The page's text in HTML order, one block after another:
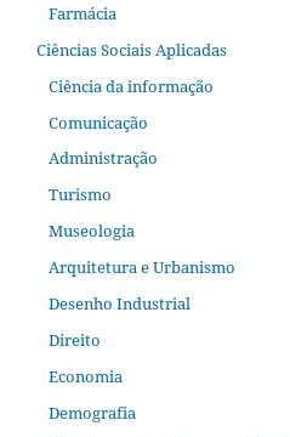
Farmácia
Ciências Sociais Aplicadas
Ciência da informação
Comunicação
Administração
Turismo
Museologia
Arquitetura e Urbanismo
Desenho Industrial
Direito
Economia
Demografia